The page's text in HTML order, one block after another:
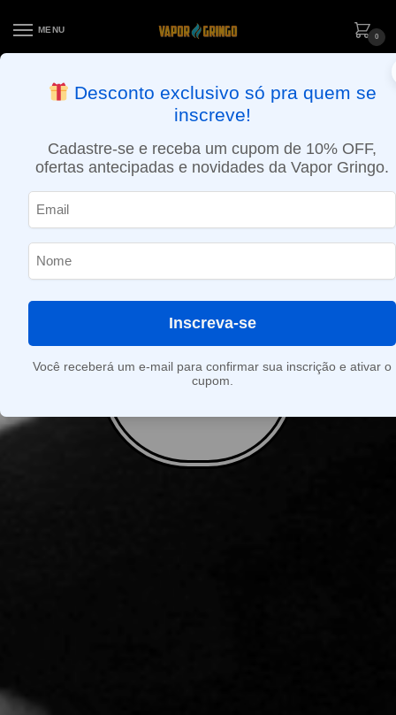
MENU
0
APROVADOS ATÉ 15:30 VIA MOTOBOY
Grafite
Desconto exclusivo só pra quem se
inscreve!
Cadastre-se e receba um cupom de 10% OFF,
ofertas antecipadas e novidades da Vapor Gringo.
Inscreva-se
Você receberá um e-mail para confirmar sua inscrição e ativar o
cupom.